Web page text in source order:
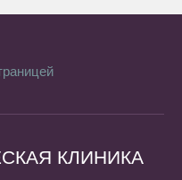
КЛИНИКА